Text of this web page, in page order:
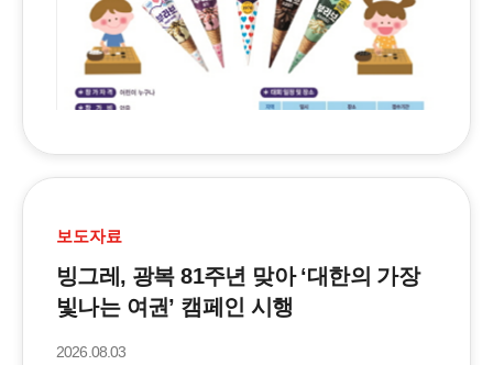
보도자료
빙그레, 광복 81주년 맞아 ‘대한의 가장
빛나는 여권’ 캠페인 시행
2026.08.03